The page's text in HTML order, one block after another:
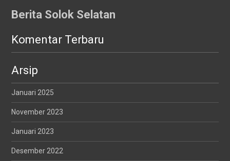
Berita Solok Selatan
Komentar Terbaru
Arsip
Januari 2025
November 2023
Januari 2023
Desember 2022